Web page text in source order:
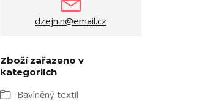
dzejn.n@email.cz
Zboží zařazeno v
kategoriích
Bavlněný textil